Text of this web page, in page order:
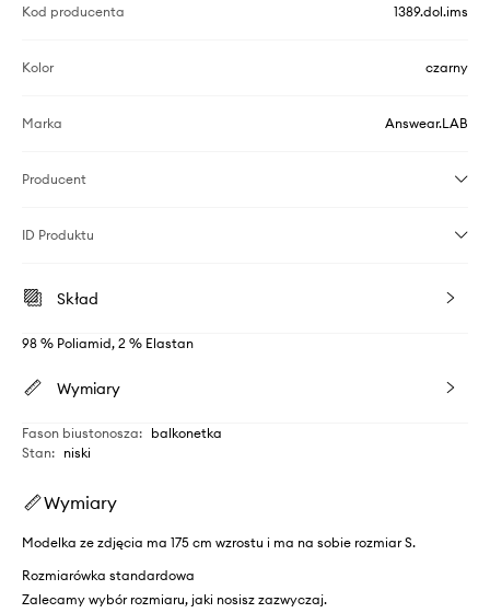
Kod producenta 1389.dol.ims
Kolor czarny
Marka Answear.LAB
Producent
ID Produktu
Skład
98 % Poliamid, 2 % Elastan
Wymiary
Fason biustonosza: balkonetka
Stan: niski
Wymiary
Modelka ze zdjęcia ma 175 cm wzrostu i ma na sobie rozmiar S.
Rozmiarówka standardowa
Zalecamy wybór rozmiaru, jaki nosisz zazwyczaj.